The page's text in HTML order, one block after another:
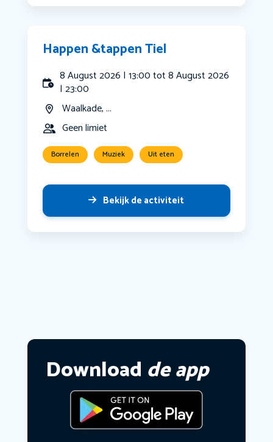
Happen &tappen Tiel
8 August 2026 | 13:00 tot 8 August 2026
| 23:00
Waalkade, ...
Geen limiet
Borrelen Muziek Uit eten
Bekijk de activiteit
Download de app